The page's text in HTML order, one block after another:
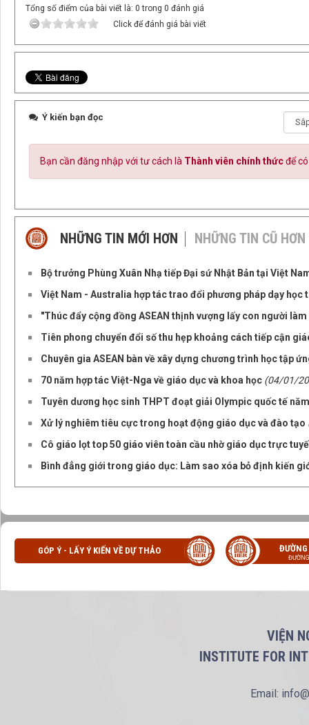
Tổng số điểm của bài viết là: 0 trong 0 đánh giá
Click để đánh giá bài viết
Ý kiến bạn đọc
Bạn cần đăng nhập với tư cách là Thành viên chính thứcđể
NHỮNG TIN MỚI HƠN NHỮNG TIN CŨ HƠN
Bộ trưởng Phùng Xuân Nhạ tiếp Đại sứ Nhật Bản tại Việt
Việt Nam - Australia hợp tác trao đổi phương pháp dạy học
"Thúc đẩy cộng đồng ASEAN thịnh vượng lấy con người
Tiên phong chuyển đổi số thu hẹp khoảng cách tiếp cận
Chuyên gia ASEAN bàn về xây dựng chương trình học tập
70 năm hợp tác Việt-Nga về giáo dục và khoa học (04/01/
Tuyên dương học sinh THPT đoạt giải Olympic quốc tế
Xử lý nghiêm tiêu cực trong hoạt động giáo dục và đào tạo
Cô giáo lọt top 50 giáo viên toàn cầu nhờ giáo dục trực
Bình đẳng giới trong giáo dục: Làm sao xóa bỏ định kiến
GÓP Ý - LẤY Ý KIẾN VỀ DỰ THẢO
VIỆN
INSTITUTE FOR
Email: